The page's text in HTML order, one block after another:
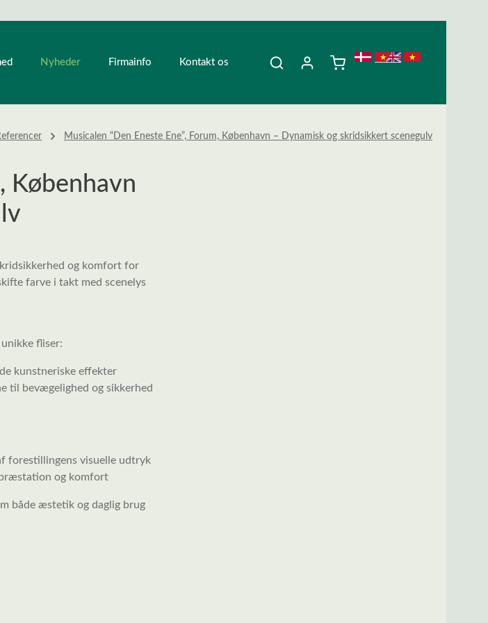
Firmainfo Kontakt os
Musicalen “Den Eneste Ene”, Forum, København – Dynamisk og skridsikkert scenegulv
København
og komfort for
farve i takt med scenelys
fliser:
kunstneriske effekter
til bevægelighed og sikkerhed
forestillingens visuelle udtryk
og komfort
både æstetik og daglig brug